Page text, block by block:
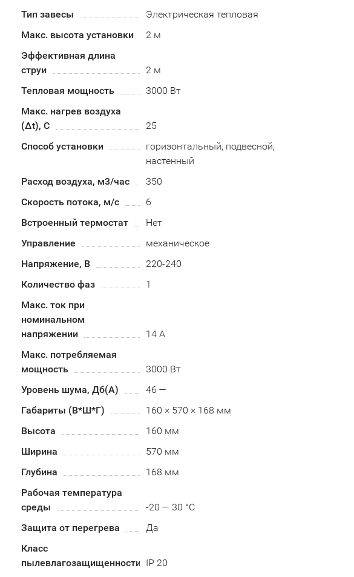
Тип завесы
Электрическая тепловая
Макс. высота установки
2 м
Эффективная длина
струи
2 м
Тепловая мощность
3000 Вт
Макс. нагрев воздуха
(Δt), C
25
Способ установки
горизонтальный, подвесной,
настенный
Расход воздуха, м3/час
350
Скорость потока, м/с
6
Встроенный термостат
Нет
Управление
механическое
Напряжение, В
220-240
Количество фаз
1
Макс. ток при
номинальном
напряжении
14 А
Макс. потребляемая
мощность
3000 Вт
Уровень шума, Дб(А)
46 —
Габариты (В*Ш*Г)
160 × 570 × 168 мм
Высота
160 мм
Ширина
570 мм
Глубина
168 мм
Рабочая температура
среды
-20 — 30 °C
Защита от перегрева
Да
Класс
пылевлагозащищенности IP 20